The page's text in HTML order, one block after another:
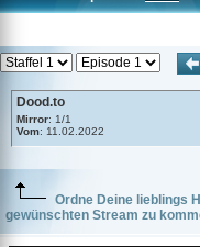
Dood.to
Mirror: 1/1
Vom: 11.02.2022
Ordne Deine lieblings
gewünschten Stream zu